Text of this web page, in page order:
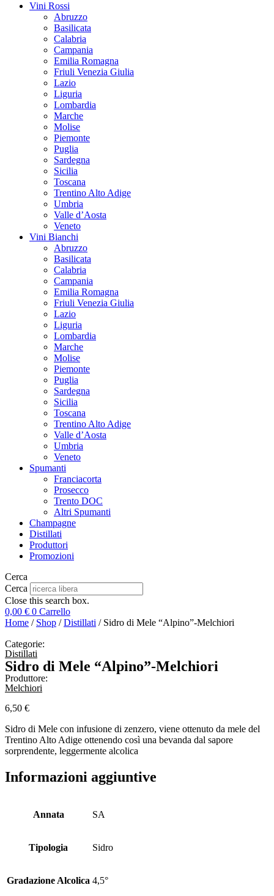
Vini Rossi
Abruzzo
Basilicata
Calabria
Campania
Emilia Romagna
Friuli Venezia Giulia
Lazio
Liguria
Lombardia
Marche
Molise
Piemonte
Puglia
Sardegna
Sicilia
Toscana
Trentino Alto Adige
Umbria
Valle d’Aosta
Veneto
Vini Bianchi
Abruzzo
Basilicata
Calabria
Campania
Emilia Romagna
Friuli Venezia Giulia
Lazio
Liguria
Lombardia
Marche
Molise
Piemonte
Puglia
Sardegna
Sicilia
Toscana
Trentino Alto Adige
Valle d’Aosta
Umbria
Veneto
Spumanti
Franciacorta
Prosecco
Trento DOC
Altri Spumanti
Champagne
Distillati
Produttori
Promozioni
Cerca
Cerca
Close this search box.
0,00 € 0 Carrello
Home / Shop /Distillati / Sidro di Mele “Alpino”-Melchiori
Categorie:
Distillati
Sidro di Mele “Alpino”-Melchiori
Produttore:
Melchiori
6,50 €
Sidro di Mele con infusione di zenzero, viene ottenuto da mele del
Trentino Alto Adige ottenendo così una bevanda dal sapore
sorprendente, leggermente alcolica
Informazioni aggiuntive
Annata SA
Tipologia Sidro
Gradazione Alcolica 4,5°